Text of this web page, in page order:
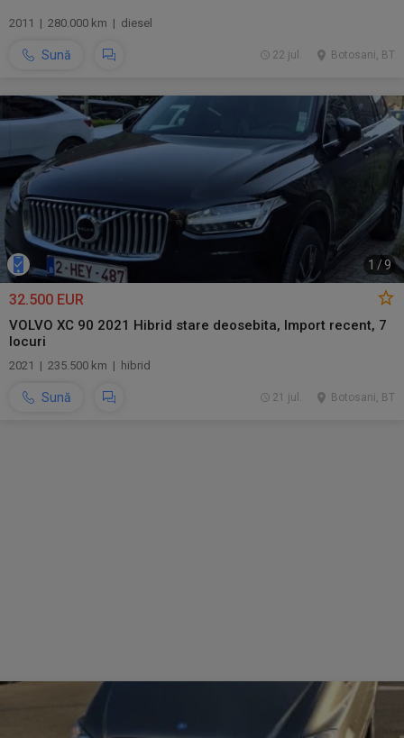
2011 | 280.000 km | diesel
Sună Botosani, BT
22 jul.
1 /9
32.500 EUR
VOLVO XC 90 2021 Hibrid stare deosebita, Import recent, 7
locuri
2021 | 235.500 km | hibrid
Sună Botosani, BT
21 jul.